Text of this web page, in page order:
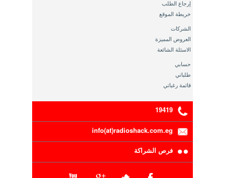
إرجاع الطلب
خريطة الموقع
الشركات
العروض المميزة
الاسئلة الشائعة
حسابي
طلباتي
قائمة رغباتي
19419
info(at)radioshack.com.eg
فرص الشراكة